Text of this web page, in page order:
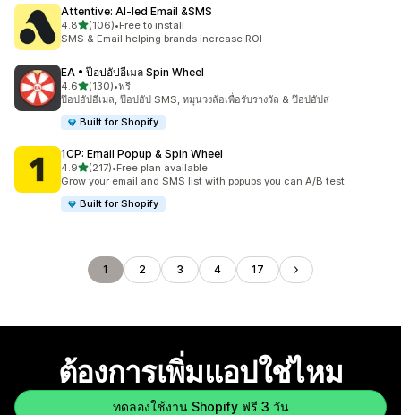
Attentive: AI‑led Email &SMS
4.8เต็ม 5 ดาว
(106)
ทั้งหมด 106 รีวิว
•Free to install
SMS & Email helping brands increase ROI
EA • ป๊อปอัปอีเมล Spin Wheel
4.6เต็ม 5 ดาว
(130)
ทั้งหมด 130 รีวิว
•ฟรี
ป๊อปอัปอีเมล, ป๊อปอัป SMS, หมุนวงล้อเพื่อรับรางวัล & ป๊อปอัปส่
Built for Shopify
1CP: Email Popup & Spin Wheel
4.9เต็ม 5 ดาว
(217)
ทั้งหมด 217 รีวิว
•Free plan available
Grow your email and SMS list with popups you can A/B test
Built for Shopify
1 2 3 4 17
ต้องการเพิ่มแอปใช่ไหม
ทดลองใช้งาน Shopify ฟรี 3 วัน